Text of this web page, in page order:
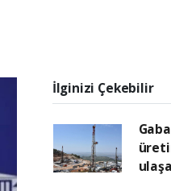
İlginizi Çekebilir